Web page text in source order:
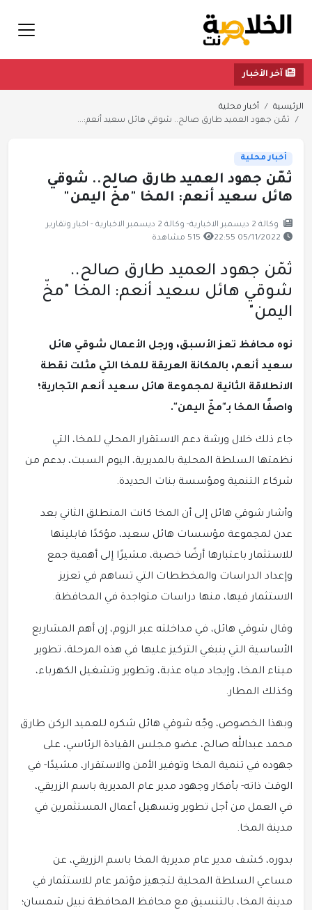
آخر الأخبار
الرئيسية
أخبار محلية
ثمّن جهود العميد طارق صالح.. شوقي هائل سعيد أنعم:...
أخبار محلية
ثمّن جهود العميد طارق صالح.. شوقي
هائل سعيد أنعم: المخا "مخّ اليمن"
وكالة 2 ديسمبر الاخبارية- وكالة 2 ديسمبر الاخبارية - اخبار وتقارير
05/11/2022 22:55
515 مشاهدة
ثمّن جهود العميد طارق صالح..
شوقي هائل سعيد أنعم: المخا "مخّ
اليمن"
نوه محافظ تعز الأسبق، ورجل الأعمال شوقي هائل
سعيد أنعم، بالمكانة العريقة للمخا التي مثلت نقطة
الانطلاقة الثانية لمجموعة هائل سعيد أنعم التجارية؛
واصفًا المخا بـ"مخّ اليمن".
جاء ذلك خلال ورشة دعم الاستقرار المحلي للمخا، التي
نظمتها السلطة المحلية بالمديرية، اليوم السبت، بدعم من
شركاء التنمية ومؤسسة بنات الحديدة.
وأشار شوقي هائل إلى أن المخا كانت المنطلق الثاني بعد
عدن لمجموعة مؤسسات هائل سعيد، مؤكدًا قابليتها
للاستثمار باعتبارها أرضًا خصبة، مشيرًا إلى أهمية جمع
وإعداد الدراسات والمخططات التي تساهم في تعزيز
الاستثمار فيها، منها دراسات متواجدة في المحافظة.
وقال شوقي هائل، في مداخلته عبر الزوم، إن أهم المشاريع
الأساسية التي ينبغي التركيز عليها في هذه المرحلة، تطوير
ميناء المخا، وإيجاد مياه عذبة، وتطوير وتشغيل الكهرباء،
وكذلك المطار.
وبهذا الخصوص، وجّه شوقي هائل شكره للعميد الركن طارق
محمد عبدالله صالح، عضو مجلس القيادة الرئاسي، على
جهوده في تنمية المخا وتوفير الأمن والاستقرار، مشيدًا- في
الوقت ذاته- بأفكار وجهود مدير عام المديرية باسم الزريقي،
في العمل من أجل تطوير وتسهيل أعمال المستثمرين في
مدينة المخا.
بدوره، كشف مدير عام مديرية المخا باسم الزريقي، عن
مساعي السلطة المحلية لتجهيز مؤتمر عام للاستثمار في
مدينة المخا، بالتنسيق مع محافظ المحافظة نبيل شمسان؛